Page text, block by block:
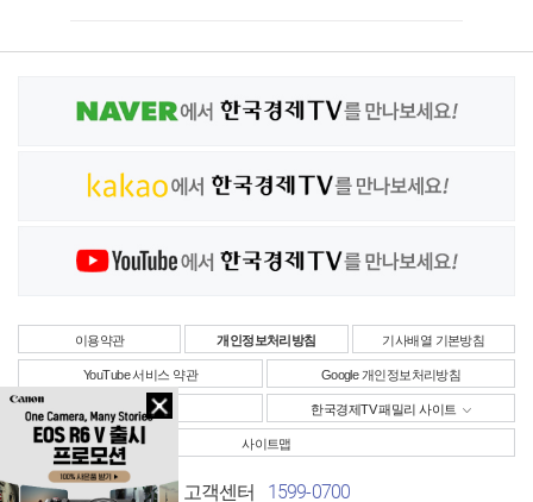
이용약관 개인정보처리방침 기사배열 기본방침
YouTube 서비스 약관 Google 개인정보처리방침
사업자정보 한국경제TV 패밀리 사이트
사이트맵
고객센터 1599-0700